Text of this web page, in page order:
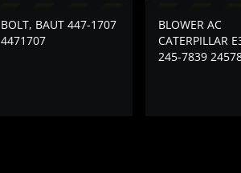
BOLT, BAUT 447-1707
4471707
BLOWER AC
CATERPILLAR
245-7839